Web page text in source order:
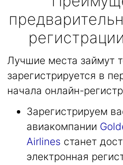
Лучшие места займут
зарегистрируется в
начала онлайн-
Зарегистрируем
авиакомпании
Airlines станет
электронная